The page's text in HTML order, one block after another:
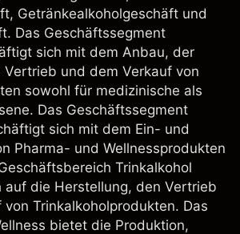
Getränkealkoholgeschäft und
Das Geschäftssegment
sich mit dem Anbau, der
Vertrieb und dem Verkauf von
sowohl für medizinische als
Das Geschäftssegment
sich mit dem Ein- und
Pharma- und Wellnessprodukten
Trinkalkohol
auf die Herstellung, den Vertrieb
Trinkalkoholprodukten. Das
bietet die Produktion,